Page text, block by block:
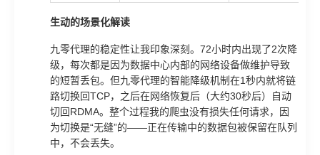
生动的场景化解读
九零代理的稳定性让我印象深刻。72小时内出现了2次降
级，每次都是因为数据中心内部的网络设备做维护导致
的短暂丢包。但九零代理的智能降级机制在1秒内就将链
路切换回TCP，之后在网络恢复后（大约30秒后）自动
切回RDMA。整个过程我的爬虫没有损失任何请求，因
为切换是“无缝”的——正在传输中的数据包被保留在队列
中，不会丢失。